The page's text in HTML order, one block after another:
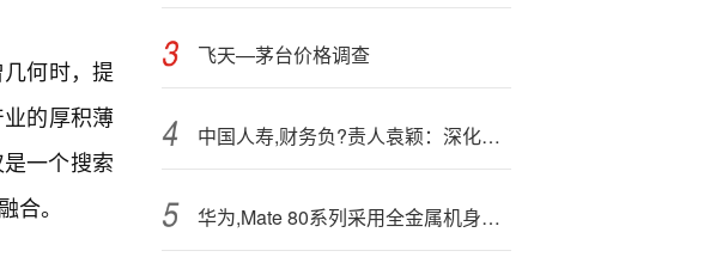
何时，提
的厚积薄
一个搜索
合。
飞天—茅台价格调查
中国人寿,财务负?责人袁颖：深化资负管理，提升在利率波动环境下的可持续发展韧性
华为,Mate 80系列采用全金属机身设计：业界首款